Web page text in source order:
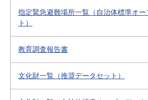
指定緊急避難場所一覧（自治体標準オー
ト）
教育調査報告書
文化財一覧（推奨データセット）